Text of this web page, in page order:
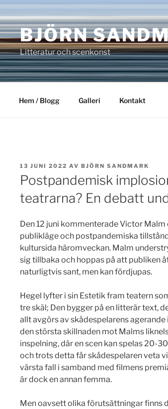
BJÖRN
Litteratur och scenkonst
Hem / Blogg Galleri Kontakt
PUBLICERAT
13 JUNI 2022 AV BJÖRN SANDMARK
Postpandemisk
teatrarna? En debatt
Den 12 juni kommenterade Victor
publikläge och postpandemiska
kultursida häromveckan. Malm
sig tillbaka och hoppas på att publiken
naturligtvis sant, men kan fördjupas.
Hegel lyfter i sin Estetik fram teatern
tre skäl; Den bygger på en litterär text,
allt avgörs av skådespelarens
den största skillnaden mot Malms
inspelning, där en scen kan spelas 20-
och trots detta får skådespelaren veta
värsta fall i samband med filmens
är dock en annan femma.
Men oavsett olika förutsättningar finns